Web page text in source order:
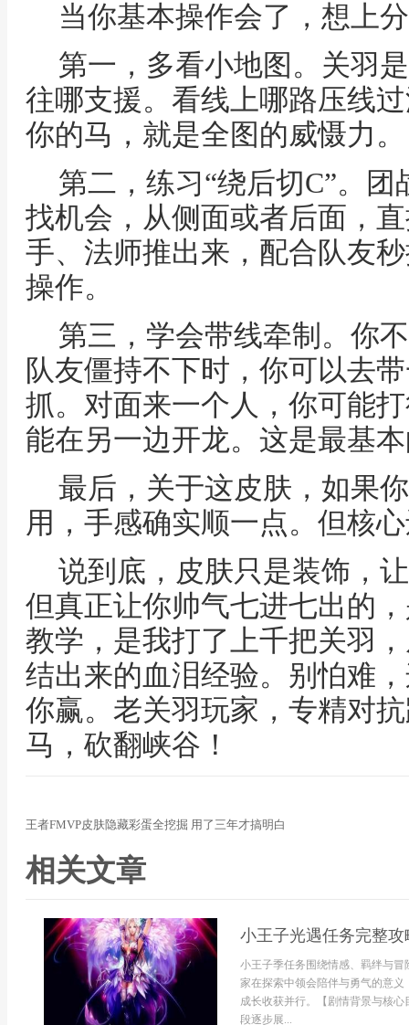
当你基本操作会了，想上
第一，多看小地图。关羽
往哪支援。看线上哪路压线
你的马，就是全图的威慑力。
第二，练习“绕后切C”。
找机会，从侧面或者后面，
手、法师推出来，配合队友
操作。
第三，学会带线牵制。你
队友僵持不下时，你可以去
抓。对面来一个人，你可能
能在另一边开龙。这是最基
最后，关于这皮肤，如果
用，手感确实顺一点。但核
说到底，皮肤只是装饰，
但真正让你帅气七进七出的
教学，是我打了上千把关羽
结出来的血泪经验。别怕难
你赢。老关羽玩家，专精对
马，砍翻峡谷！
王者FMVP皮肤隐藏彩蛋全挖掘 用了三年才搞明白
相关文章
小王子光遇任务完整
小王子季任务围绕情感、羁绊与
家在探索中领会陪伴与勇气的意
成长收获并行。【剧情背景与核
段逐步展...